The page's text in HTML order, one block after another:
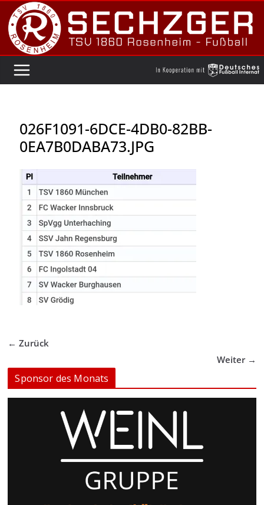
Zum
Inhalt
springen
026F1091-6DCE-4DB0-82BB-
0EA7B0DABA73.JPG
← Zurück
Weiter →
Sponsor des Monats